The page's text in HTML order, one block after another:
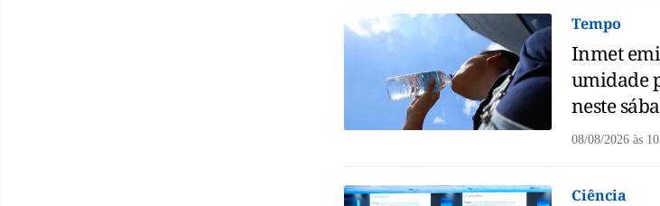
Tempo
Inmet
umidade
neste
08/08/2026 às
Ciência